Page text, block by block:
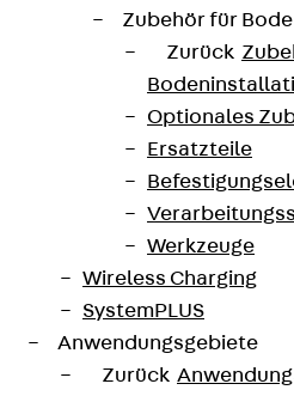
Zubehör für
Zurück
Optionales
Ersatzteile
Werkzeuge
Wireless Charging
SystemPLUS
Anwendungsgebiete
Zurück